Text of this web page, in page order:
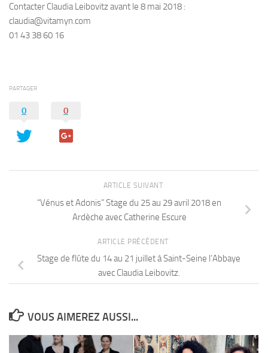
Contacter Claudia Leibovitz avant le 8 mai 2018 :
claudia@vitamyn.com
01 43 38 60 16
PARTAGER
0 0
ARTICLE SUIVANT
“Vénus et Adonis” Stage du 25 au 29 avril 2018 en
Ardèche avec Catherine Escure
ARTICLE PRÉCÉDENT
Stage de flûte du 14 au 21 juillet à Saint-Seine l’Abbaye
avec Claudia Leibovitz.
VOUS AIMEREZ AUSSI...